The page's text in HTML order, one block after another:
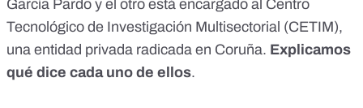
García Pardo y el otro está encargado al Centro
Tecnológico de Investigación Multisectorial (CETIM),
una entidad privada radicada en Coruña. Explicamos
qué dice cada uno de ellos.